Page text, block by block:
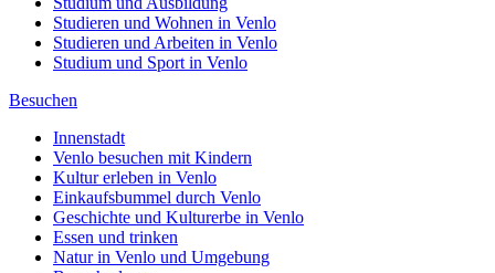
Studieren und Wohnen in Venlo
Studieren und Arbeiten in Venlo
Studium und Sport in Venlo
Besuchen
Innenstadt
Venlo besuchen mit Kindern
Kultur erleben in Venlo
Einkaufsbummel durch Venlo
Geschichte und Kulturerbe in Venlo
Essen und trinken
Natur in Venlo und Umgebung